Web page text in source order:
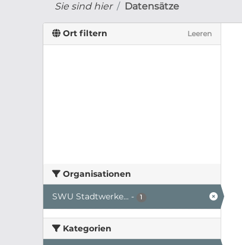
Sie sind hier Datensätze
Ort filtern Leeren
Organisationen
SWU Stadtwerke... - 1
Kategorien